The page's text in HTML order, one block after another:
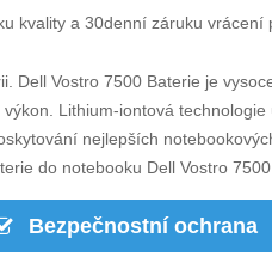
kvality a 30denní záruku vrácení
Dell Vostro 7500 Baterie je
Lithium-iontová
nejlepších
do notebooku Dell Vostro 7500
Bezpečnostní ochrana